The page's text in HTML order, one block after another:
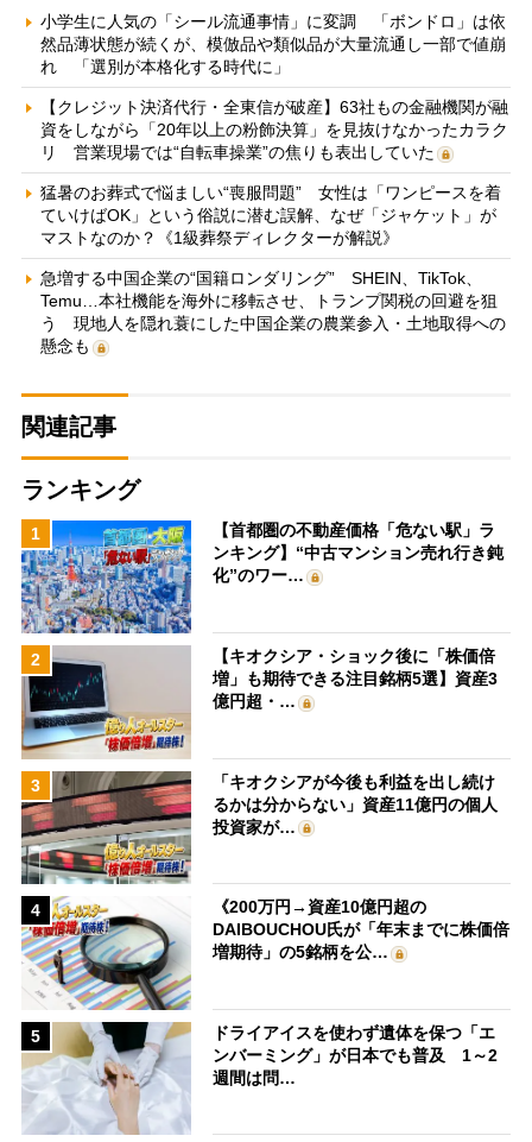
小学生に人気の「シール流通事情」に変調 「ボンドロ」は依
然品薄状態が続くが、模倣品や類似品が大量流通し一部で値崩
れ 「選別が本格化する時代に」
【クレジット決済代行・全東信が破産】63社もの金融機関が融
資をしながら「20年以上の粉飾決算」を見抜けなかったカラク
リ 営業現場では“自転車操業”の焦りも表出していた
猛暑のお葬式で悩ましい“喪服問題” 女性は「ワンピースを着
ていけばOK」という俗説に潜む誤解、なぜ「ジャケット」が
マストなのか？《1級葬祭ディレクターが解説》
急増する中国企業の“国籍ロンダリング” SHEIN、TikTok、
Temu…本社機能を海外に移転させ、トランプ関税の回避を狙
う 現地人を隠れ蓑にした中国企業の農業参入・土地取得への
懸念も
関連記事
ランキング
1
【首都圏の不動産価格「危ない駅」ラ
ンキング】“中古マンション売れ行き鈍
化”のワー…
2
【キオクシア・ショック後に「株価倍
増」も期待できる注目銘柄5選】資産3
億円超・…
3
「キオクシアが今後も利益を出し続け
るかは分からない」資産11億円の個人
投資家が…
4
《200万円→資産10億円超の
DAIBOUCHOU氏が「年末までに株価倍
増期待」の5銘柄を公…
5
ドライアイスを使わず遺体を保つ「エ
ンバーミング」が日本でも普及 1～2
週間は問…